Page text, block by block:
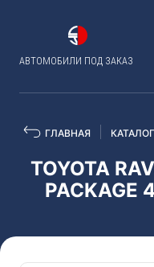
АВТОМОБИЛИ ПОД ЗАКАЗ
ГЛАВНАЯ
TOYOTA
PACKAGE